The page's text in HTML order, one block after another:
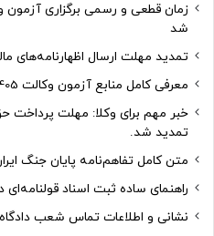
شد
تمدید مهلت ارسال اظهارنامه‌های
معرفی کامل منابع آزمون وکالت 1405 کانون‌های وکلای دادگستری
تمدید شد.
متن کامل تفاهم‌نامه پایان جنگ
راهنمای ساده ثبت اسناد
نشانی و اطلاعات تماس شعب